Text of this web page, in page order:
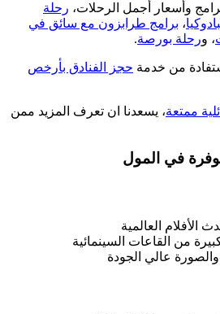
وأسعار أجمل الرحلات، رحلة
، برامج طرابزون مع سائق في
، ورحلة بورصة.
من خدمة حجز الفنادق بأرخص
ممتعة، يسعدنا ان تعرف المزيد ممن
في المول
الأفلام العالمية
من القاعات السينمائية
عالي الجودة